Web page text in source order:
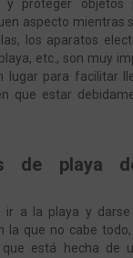
y proteger objetos
aspecto mientras
los aparatos
etc., son muy
lugar para facilitar
que estar
de playa
ir a la playa y
la que no cabe
está hecha de